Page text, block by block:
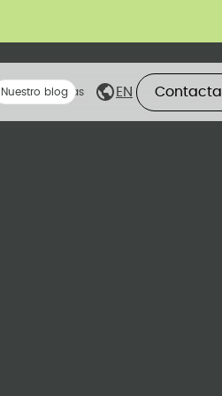
compartidas
Nuestro blog EN Contacta